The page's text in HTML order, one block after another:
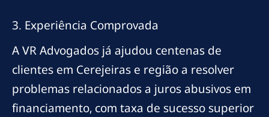
3. Experiência Comprovada
A VR Advogados já ajudou centenas de
clientes em Cerejeiras e região a resolver
problemas relacionados a juros abusivos em
financiamento, com taxa de sucesso superior